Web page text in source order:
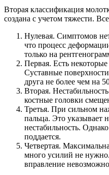
Вторая классификация
создана с учетом тяжести.
Нулевая. Симптомов
что процесс
только на
Первая. Есть
Суставные
друга не более чем на
Вторая.
костные головки
Третья. При сильном
пальца. Это указывает
нестабильность.
поддается.
Четвертая.
много усилий не
вправление